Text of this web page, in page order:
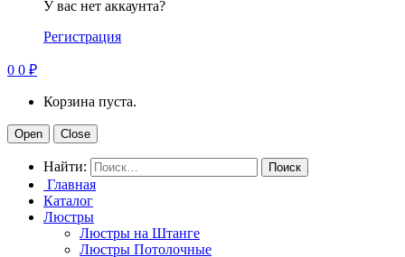
У вас нет аккаунта?
Регистрация
0 0 ₽
Корзина пуста.
Open Close
Найти:
Главная
Каталог
Люстры
Люстры на Штанге
Люстры Потолочные